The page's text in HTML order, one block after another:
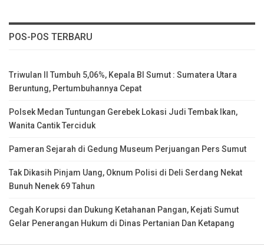
POS-POS TERBARU
Triwulan II Tumbuh 5,06%, Kepala BI Sumut : Sumatera Utara
Beruntung, Pertumbuhannya Cepat
Polsek Medan Tuntungan Gerebek Lokasi Judi Tembak Ikan,
Wanita Cantik Terciduk
Pameran Sejarah di Gedung Museum Perjuangan Pers Sumut
Tak Dikasih Pinjam Uang, Oknum Polisi di Deli Serdang Nekat
Bunuh Nenek 69 Tahun
Cegah Korupsi dan Dukung Ketahanan Pangan, Kejati Sumut
Gelar Penerangan Hukum di Dinas Pertanian Dan Ketapang